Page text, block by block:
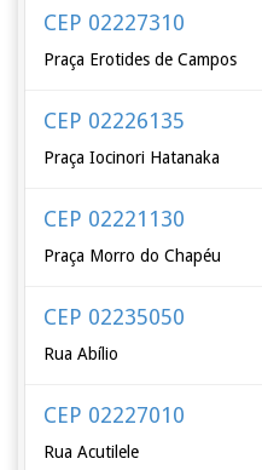
CEP 02227310
Praça Erotides de Campos
CEP 02226135
Praça Iocinori Hatanaka
CEP 02221130
Praça Morro do Chapéu
CEP 02235050
Rua Abílio
CEP 02227010
Rua Acutilele